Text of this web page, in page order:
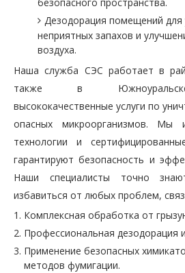
Дезодорация помещений для
неприятных запахов и
воздуха.
Наша служба СЭС работает в
также в
высококачественные услуги по
опасных микроорганизмов. Мы
технологии и
гарантируют безопасность и
Наши специалисты точно
избавиться от любых проблем,
Комплексная обработка от
Профессиональная дезодорация
Применение безопасных
методов фумигации.